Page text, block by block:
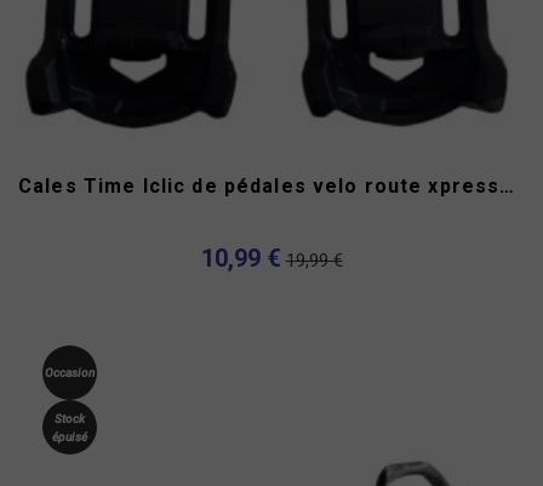
Cales Time Iclic de pédales velo route xpresso xpro
10,99 € 19,99 €
Occasion
Stock
épuisé